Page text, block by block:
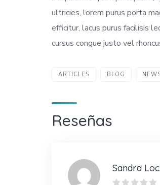
ultricies, lorem purus porta
efficitur, lacus purus facilisis
cursus congue justo vel
ARTICLES BLOG
Reseñas
Sandra